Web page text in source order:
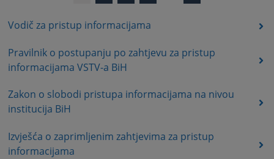
Vodič za pristup informacijama
Pravilnik o postupanju po zahtjevu za pristup
informacijama VSTV-a BiH
Zakon o slobodi pristupa informacijama na nivou
institucija BiH
Izvješća o zaprimljenim zahtjevima za pristup
informacijama